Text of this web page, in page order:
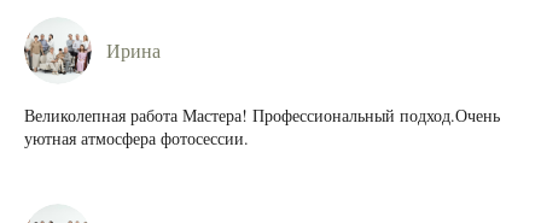
Ирина
Великолепная работа Мастера! Профессиональный подход.Очень
уютная атмосфера фотосессии.